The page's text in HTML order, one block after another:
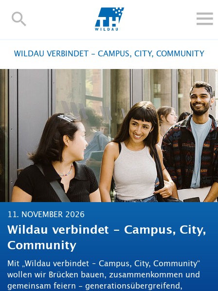
TH-
FORSCHUNG UND TRANSFER
HOCHSCHULE
INTERNATIONAL
BESCHÄFTIGTE
Blogs Kontakt und Anfahrt Moodle
TH Online-Portal Personensuche English
WILDAU VERBINDET - CAMPUS, CITY, COMMUNITY
11. NOVEMBER 2026
Wildau verbindet - Campus, City,
Community
Mit „Wildau verbindet – Campus, City, Community“
wollen wir Brücken bauen, zusammenkommen und
gemeinsam feiern - generationsübergreifend,